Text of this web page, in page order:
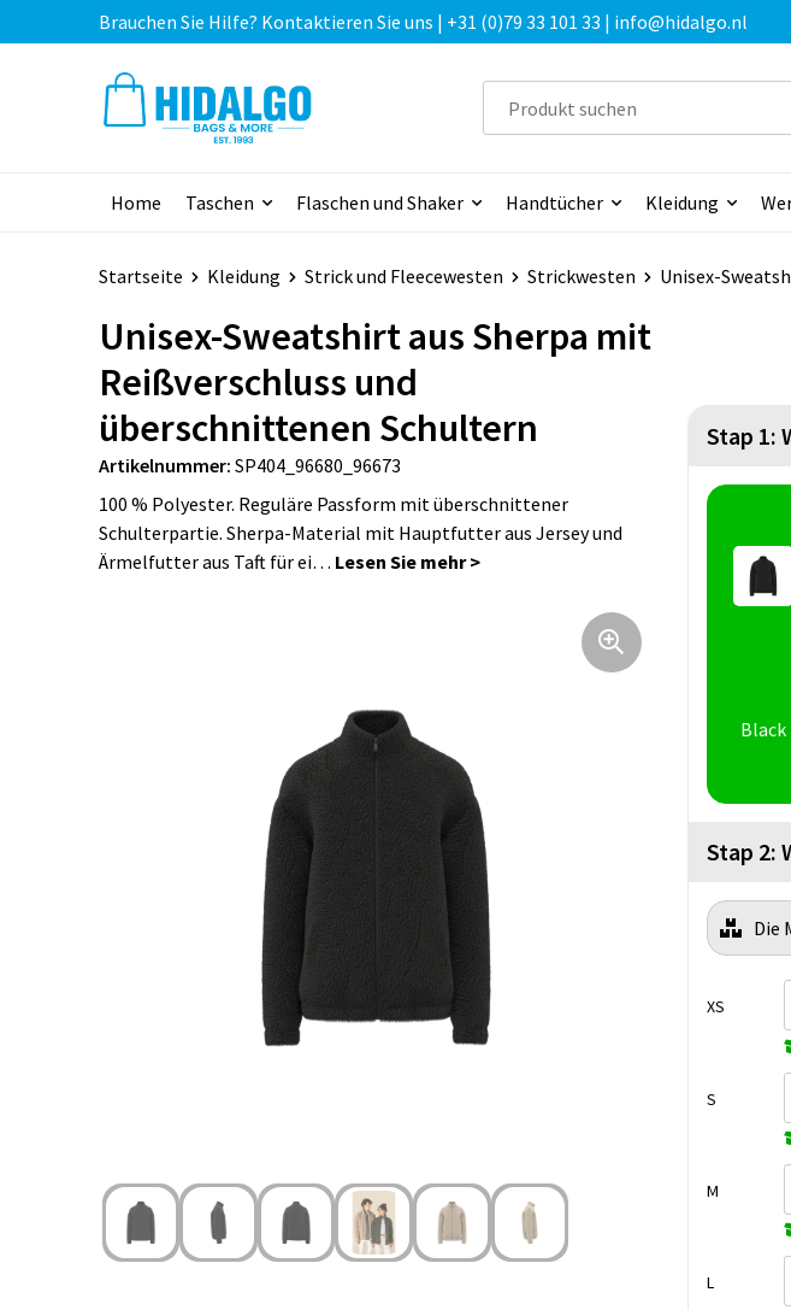
Brauchen Sie Hilfe? Kontaktieren Sie uns | +31 (0)79 33 101 33 | info@hidalgo.nl
Home Taschen Flaschen und Shaker Handtücher Kleidung
Startseite Kleidung Strick und Fleecewesten Strickwesten Unisex-
Unisex-Sweatshirt aus Sherpa mit
Reißverschluss und
überschnittenen Schultern
Artikelnummer: SP404_96680_96673
100 % Polyester. Reguläre Passform mit überschnittener
Schulterpartie. Sherpa-Material mit Hauptfutter aus Jersey und
Ärmelfutter aus Taft für ei…
Stap 1:
Black
Stap 2:
Die
XS
S
M
L